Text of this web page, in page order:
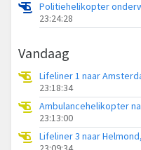
23:24:28
Vandaag
Lifeliner 1 naar
23:18:34
23:13:00
Lifeliner 3 naar